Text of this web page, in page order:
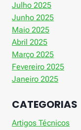
Julho 2025
Junho 2025
Maio 2025
Abril 2025
Março 2025
Fevereiro 2025
Janeiro 2025
CATEGORIAS
Artigos Técnicos